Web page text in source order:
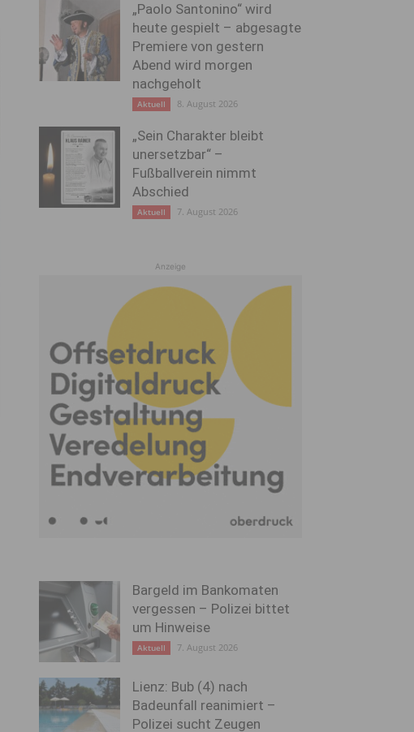
„Paolo Santonino“ wird
heute gespielt – abgesagte
Premiere von gestern
Abend wird morgen
nachgeholt
Aktuell 8. August 2026
„Sein Charakter bleibt
unersetzbar“ –
Fußballverein nimmt
Abschied
Aktuell 7. August 2026
Anzeige
Bargeld im Bankomaten
vergessen – Polizei bittet
um Hinweise
Aktuell 7. August 2026
Lienz: Bub (4) nach
Badeunfall reanimiert –
Polizei sucht Zeugen